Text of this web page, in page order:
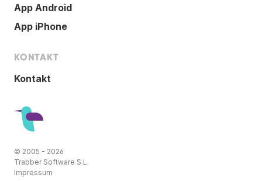
App Android
App iPhone
KONTAKT
Kontakt
© 2005 - 2026
Trabber Software S.L.
Impressum